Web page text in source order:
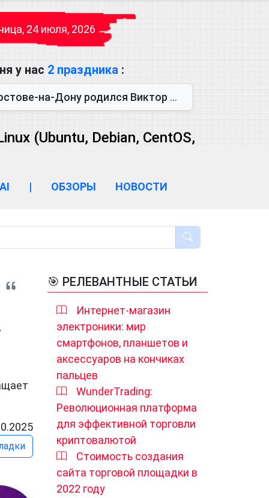
24 июля, 2026
у нас 2 праздника :
Виктор Михайлович Глушков. Под руководством Виктора Михайло...
(Ubuntu, Debian, CentOS,
AI | ОБЗОРЫ НОВОСТИ
🎯 РЕЛЕВАНТНЫЕ СТАТЬИ
Интернет-магазин
электроники: мир
смартфонов, планшетов и
аксессуаров на кончиках
пальцев
WunderTrading:
Революционная платформа
для эффективной торговли
криптовалютой
Стоимость создания
сайта торговой площадки в
2022 году